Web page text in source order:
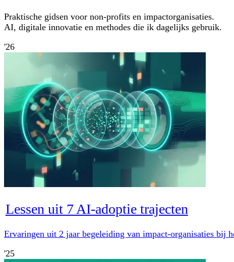
Praktische gidsen voor non-profits en impactorganisaties.
AI, digitale innovatie en methodes die ik dagelijks gebruik.
'26
Lessen uit 7 AI-adoptie trajecten
Ervaringen uit 2 jaar begeleiding van impact-organisaties bij
'25